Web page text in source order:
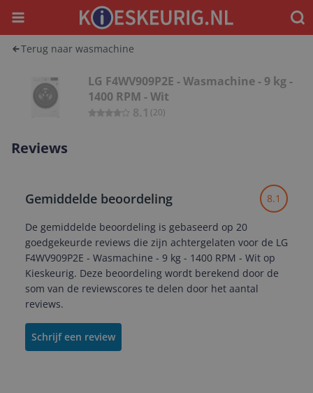
Menu
Terug naar wasmachine
LG F4WV909P2E - Wasmachine - 9 kg -
1400 RPM - Wit
8.1 (20)
Reviews
Gemiddelde beoordeling 8.1
De gemiddelde beoordeling is gebaseerd op 20
goedgekeurde reviews die zijn achtergelaten voor de LG
F4WV909P2E - Wasmachine - 9 kg - 1400 RPM - Wit op
Kieskeurig. Deze beoordeling wordt berekend door de
som van de reviewscores te delen door het aantal
reviews.
Schrijf een review